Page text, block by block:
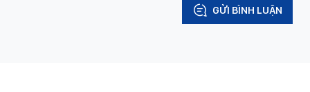
GỬI BÌNH LUẬN